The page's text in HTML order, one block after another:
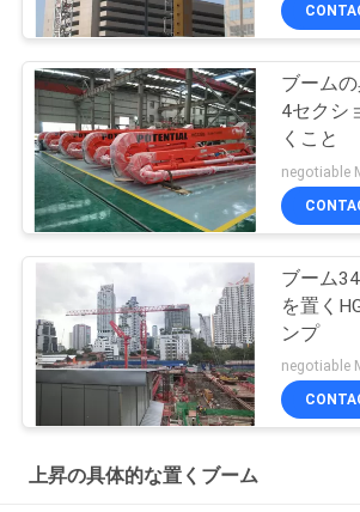
ブーム
4セクシ
くこと
negotiable
ブーム
を置く
ンプ
negotiable
上昇の具体的な置くブーム